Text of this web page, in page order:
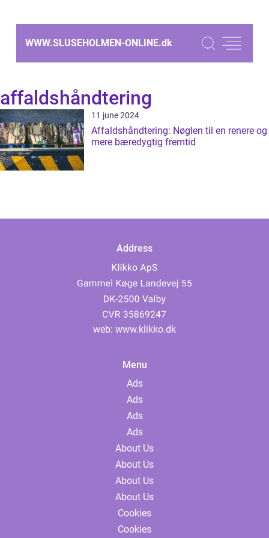
WWW.SLUSEHOLMEN-ONLINE.dk
affaldshåndtering
11 june 2024
Affaldshåndtering: Nøglen til en renere og
mere bæredygtig fremtid
Address
web: www.klikko.dk
Menu
Ads
Ads
Ads
Ads
About Us
About Us
About Us
About Us
Cookies
Cookies